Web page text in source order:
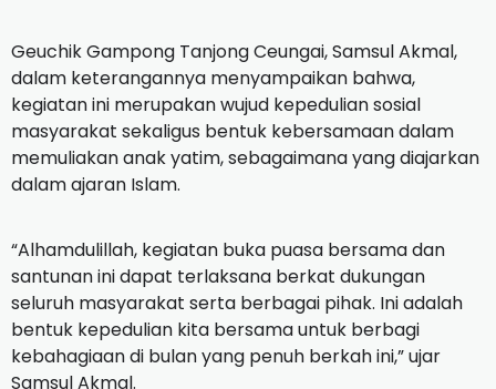
Geuchik Gampong Tanjong Ceungai, Samsul Akmal,
dalam keterangannya menyampaikan bahwa,
kegiatan ini merupakan wujud kepedulian sosial
masyarakat sekaligus bentuk kebersamaan dalam
memuliakan anak yatim, sebagaimana yang diajarkan
dalam ajaran Islam.
“Alhamdulillah, kegiatan buka puasa bersama dan
santunan ini dapat terlaksana berkat dukungan
seluruh masyarakat serta berbagai pihak. Ini adalah
bentuk kepedulian kita bersama untuk berbagi
kebahagiaan di bulan yang penuh berkah ini,” ujar
Samsul Akmal.